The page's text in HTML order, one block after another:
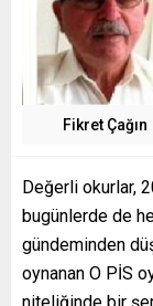
Fikret Çağın
Değerli okurlar,
bugünlerde de
gündeminden
oynanan O PİS
niteliğinde bir